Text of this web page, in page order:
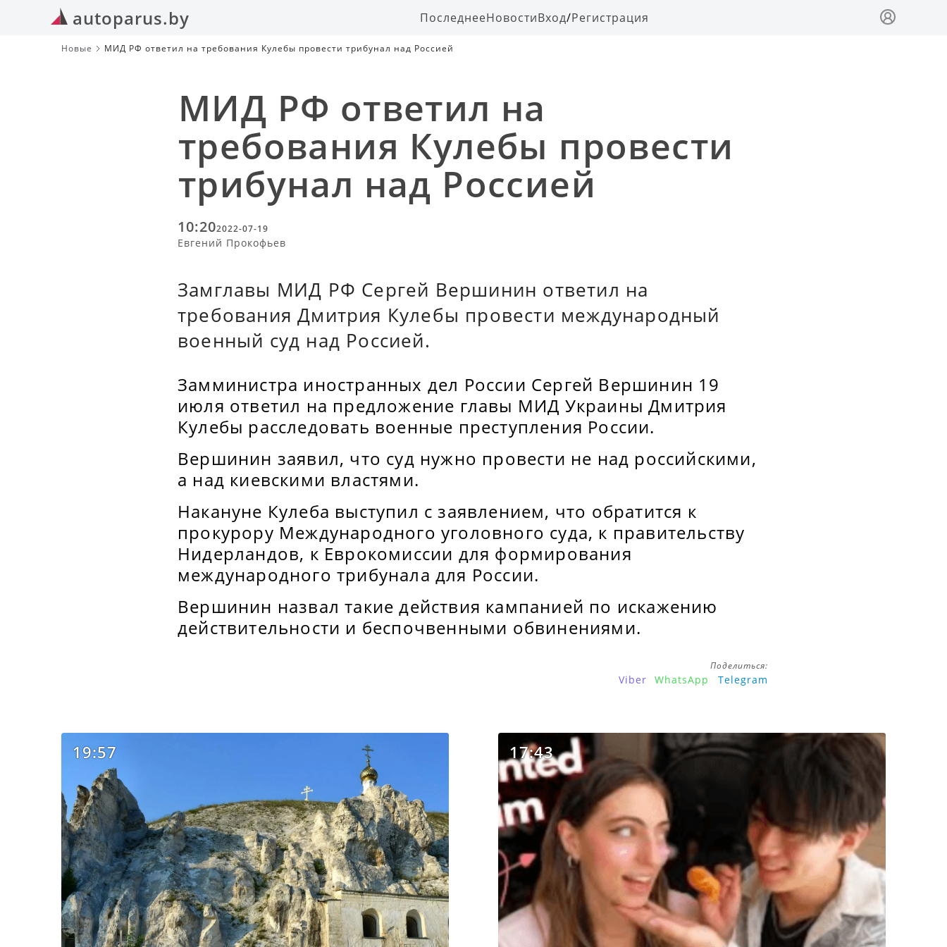
autoparus.by ПоследнееНовостиВход/Регистрация
Новые МИД РФ ответил на требования Кулебы провести трибунал над Россией
МИД РФ ответил на
требования Кулебы провести
трибунал над Россией
10:202022-07-19
Евгений Прокофьев
Замглавы МИД РФ Сергей Вершинин ответил на
требования Дмитрия Кулебы провести международный
военный суд над Россией.
Замминистра иностранных дел России Сергей Вершинин 19
июля ответил на предложение главы МИД Украины Дмитрия
Кулебы расследовать военные преступления России.
Вершинин заявил, что суд нужно провести не над российскими,
а над киевскими властями.
Накануне Кулеба выступил с заявлением, что обратится к
прокурору Международного уголовного суда, к правительству
Нидерландов, к Еврокомиссии для формирования
международного трибунала для России.
Вершинин назвал такие действия кампанией по искажению
действительности и беспочвенными обвинениями.
Поделиться:
Viber WhatsApp Telegram
19:57 17:43